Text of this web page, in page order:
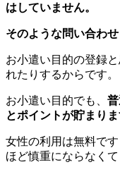
はしていません。
そのような問い合わ
お小遣い目的の登録
れたりするからです。
お小遣い目的でも、
とポイントが貯まりま
女性の利用は無料で
ほど慎重にならなくて